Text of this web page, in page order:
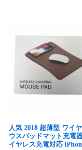
し
た。
¥1,500
で
す。
人気 2018 超薄型 ワイ
ウスパッドマット充電
イヤレス充電対応